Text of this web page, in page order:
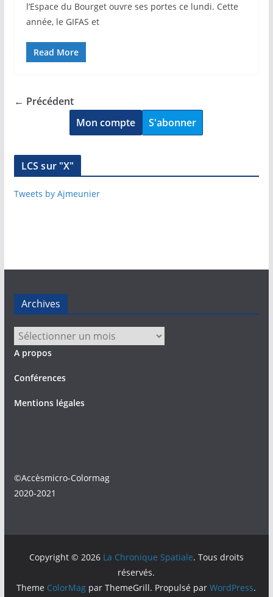
l’Espace du Bourget ouvre ses portes ce lundi. Cette
année, le GIFAS et
Read More
← Précédent
Mon compte
S'abonner
LCS sur "X"
Tweets by Ajmeunier
Archives
Archives
A propos
Conférences
Mentions légales
©Accèsmicro-Colormag
2020-2021
Copyright © 2026 La Chronique Spatiale. Tous droits
réservés.
Theme ColorMag par ThemeGrill. Propulsé parWordPress.